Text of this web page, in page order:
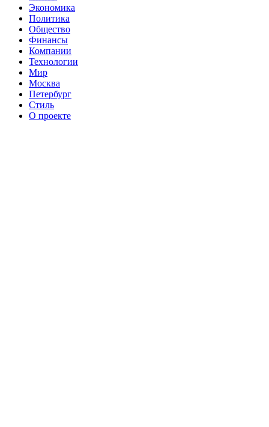
Экономика
Политика
Общество
Финансы
Компании
Технологии
Мир
Москва
Петербург
Стиль
О проекте